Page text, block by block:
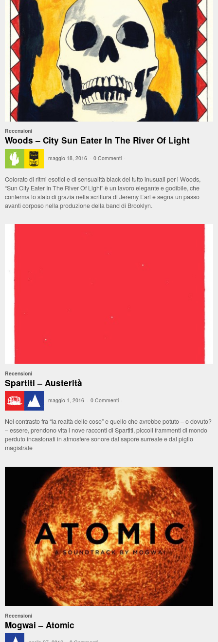
Recensioni
Woods – City Sun Eater In The River Of Light
· maggio 18, 2016 · 0 Commenti ·
Colorato di ritmi esotici e di sensualità black del tutto inusuali per i Woods,
“Sun City Eater In The River Of Light” è un lavoro elegante e godibile, che
conferma lo stato di grazia nella scrittura di Jeremy Earl e segna un passo
avanti corposo nella produzione della band di Brooklyn.
Recensioni
Spartiti – Austerità
· maggio 1, 2016 · 0 Commenti ·
Nel contrasto fra “la realtà delle cose” e quello che avrebbe potuto – o dovuto?
– essere, prendono vita i nove racconti di Spartiti, piccoli frammenti di mondo
perduto incastonati in atmosfere sonore dal sapore surreale e dal piglio
magistrale
Recensioni
Mogwai – Atomic